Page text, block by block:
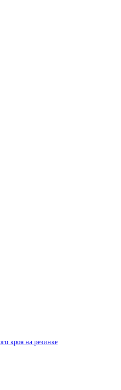
кроя на резинке